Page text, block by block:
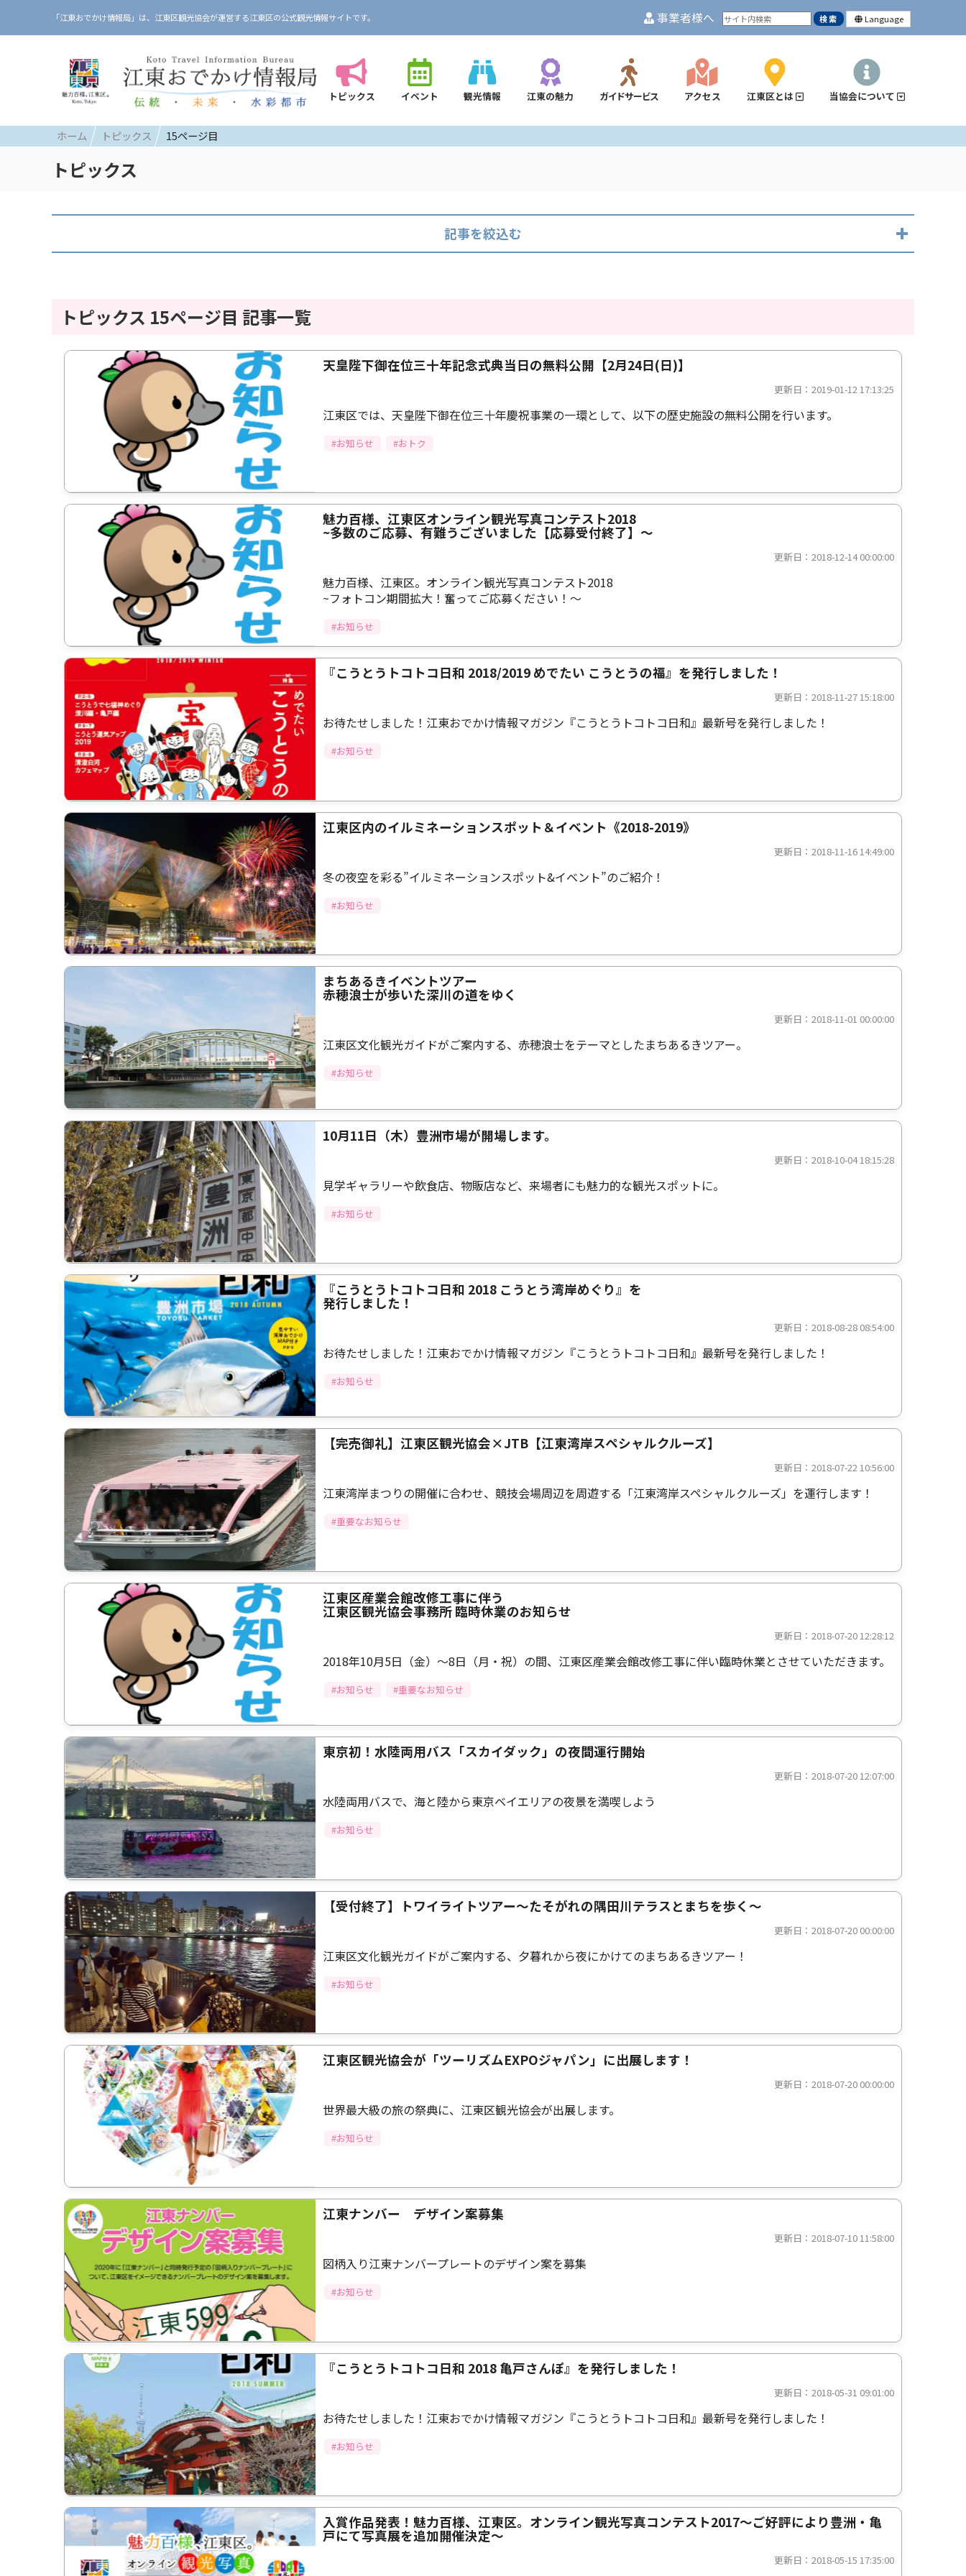
「江東おでかけ情報局」は、江東区観光協会が運営する江東区の公式観光情報サイトです。 事業者様へ Language
トピックス イベント 観光情報 江東の魅力 ガイドサービス アクセス 江東区とは 当協会について
ホーム トピックス 15ページ目
トピックス
記事を絞込む
トピックス 15ページ目 記事一覧
天皇陛下御在位三十年記念式典当日の無料公開【2月24日(日)】
更新日：2019-01-12 17:13:25
江東区では、天皇陛下御在位三十年慶祝事業の一環として、以下の歴史施設の無料公開を行います。
#お知らせ #おトク
魅力百様、江東区オンライン観光写真コンテスト2018
~多数のご応募、有難うございました【応募受付終了】～
更新日：2018-12-14 00:00:00
魅力百様、江東区。オンライン観光写真コンテスト2018
~フォトコン期間拡大！奮ってご応募ください！～
#お知らせ
『こうとうトコトコ日和 2018/2019 めでたい こうとうの福』を発行しました！
更新日：2018-11-27 15:18:00
お待たせしました！江東おでかけ情報マガジン『こうとうトコトコ日和』最新号を発行しました！
#お知らせ
江東区内のイルミネーションスポット＆イベント《2018-2019》
更新日：2018-11-16 14:49:00
冬の夜空を彩る”イルミネーションスポット&イベント”のご紹介！
#お知らせ
まちあるきイベントツアー
赤穂浪士が歩いた深川の道をゆく
更新日：2018-11-01 00:00:00
江東区文化観光ガイドがご案内する、赤穂浪士をテーマとしたまちあるきツアー。
#お知らせ
10月11日（木）豊洲市場が開場します。
更新日：2018-10-04 18:15:28
見学ギャラリーや飲食店、物販店など、来場者にも魅力的な観光スポットに。
#お知らせ
『こうとうトコトコ日和 2018 こうとう湾岸めぐり』を
発行しました！
更新日：2018-08-28 08:54:00
お待たせしました！江東おでかけ情報マガジン『こうとうトコトコ日和』最新号を発行しました！
#お知らせ
【完売御礼】江東区観光協会×JTB【江東湾岸スペシャルクルーズ】
更新日：2018-07-22 10:56:00
江東湾岸まつりの開催に合わせ、競技会場周辺を周遊する「江東湾岸スペシャルクルーズ」を運行します！
#重要なお知らせ
江東区産業会館改修工事に伴う
江東区観光協会事務所 臨時休業のお知らせ
更新日：2018-07-20 12:28:12
2018年10月5日（金）～8日（月・祝）の間、江東区産業会館改修工事に伴い臨時休業とさせていただきます。
#お知らせ #重要なお知らせ
東京初！水陸両用バス「スカイダック」の夜間運行開始
更新日：2018-07-20 12:07:00
水陸両用バスで、海と陸から東京ベイエリアの夜景を満喫しよう
#お知らせ
【受付終了】トワイライトツアー～たそがれの隅田川テラスとまちを歩く～
更新日：2018-07-20 00:00:00
江東区文化観光ガイドがご案内する、夕暮れから夜にかけてのまちあるきツアー！
#お知らせ
江東区観光協会が「ツーリズムEXPOジャパン」に出展します！
更新日：2018-07-20 00:00:00
世界最大級の旅の祭典に、江東区観光協会が出展します。
#お知らせ
江東ナンバー デザイン案募集
更新日：2018-07-10 11:58:00
図柄入り江東ナンバープレートのデザイン案を募集
#お知らせ
『こうとうトコトコ日和 2018 亀戸さんぽ』を発行しました！
更新日：2018-05-31 09:01:00
お待たせしました！江東おでかけ情報マガジン『こうとうトコトコ日和』最新号を発行しました！
#お知らせ
入賞作品発表！魅力百様、江東区。オンライン観光写真コンテスト2017～ご好評により豊洲・亀
戸にて写真展を追加開催決定～
更新日：2018-05-15 17:35:00